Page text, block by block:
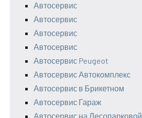
Автосервис
Автосервис
Автосервис
Автосервис
Автосервис Peugeot
Автосервис Автокомплекс
Автосервис в Брикетном
Автосервис Гараж
Автосервис на Лесопарковой